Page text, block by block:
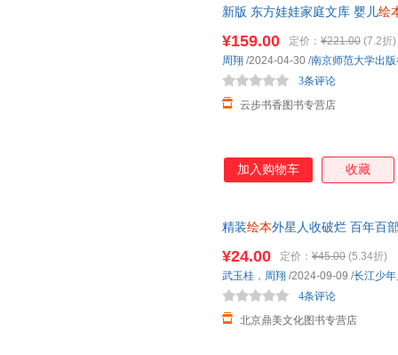
新版 东方娃娃家庭文库 婴儿绘
¥159.00 定价： ¥221.00 (7.2折)
云步书香图书专营店
3条评论
周翔 /2024-04-30 /南京师范大学出
加入购物车 收藏
精装绘本外星人收破烂 百年百
¥24.00 定价： ¥45.00 (5.34折)
北京鼎美文化图书专营店
4条评论
武玉桂 ， 周翔 /2024-09-09 /长江少